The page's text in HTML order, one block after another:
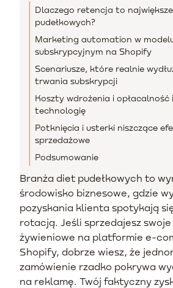
Dlaczego retencja to
pudełkowych?
Marketing automation w
subskrypcyjnym na Shopify
Scenariusze, które realnie
trwania subskrypcji
Koszty wdrożenia i opłacalność
technologię
Potknięcia i usterki niszczące
sprzedażowe
Podsumowanie
Branża diet pudełkowych to
środowisko biznesowe, gdzie
pozyskania klienta spotykają
rotacją. Jeśli sprzedajesz
żywieniowe na platformie e-
Shopify, dobrze wiesz, że
zamówienie rzadko pokrywa
na reklamę. Twój faktyczny